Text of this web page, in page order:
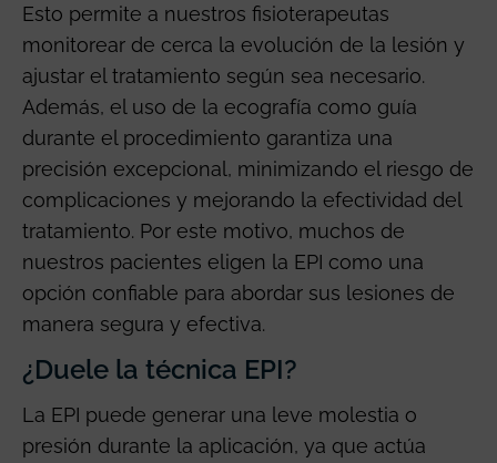
Esto permite a nuestros fisioterapeutas
monitorear de cerca la evolución de la lesión y
ajustar el tratamiento según sea necesario.
Además, el uso de la ecografía como guía
durante el procedimiento garantiza una
precisión excepcional, minimizando el riesgo de
complicaciones y mejorando la efectividad del
tratamiento. Por este motivo, muchos de
nuestros pacientes eligen la EPI como una
opción confiable para abordar sus lesiones de
manera segura y efectiva.
¿Duele la técnica EPI?
La EPI puede generar una leve molestia o
presión durante la aplicación, ya que actúa